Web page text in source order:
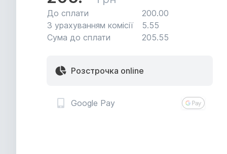
До сплати 200.00
З урахуванням комісії
5.55
Сума до сплати
205.55
Розстрочка online
Google Pay